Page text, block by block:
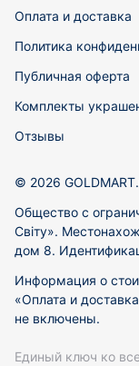
Оплата и доставка
Политика
Публичная оферта
Комплекты
Отзывы
© 2026
Общество с
Світу».
дом 8.
Информация о
«Оплата и
не включены.
Единый ключ ко